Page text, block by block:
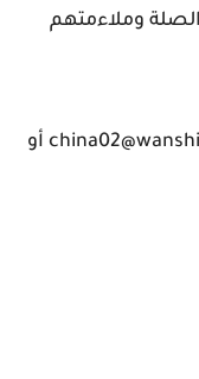
وملاءمتهم
يرجى إرسال طلبك إلى china02@wanshightech.com أو